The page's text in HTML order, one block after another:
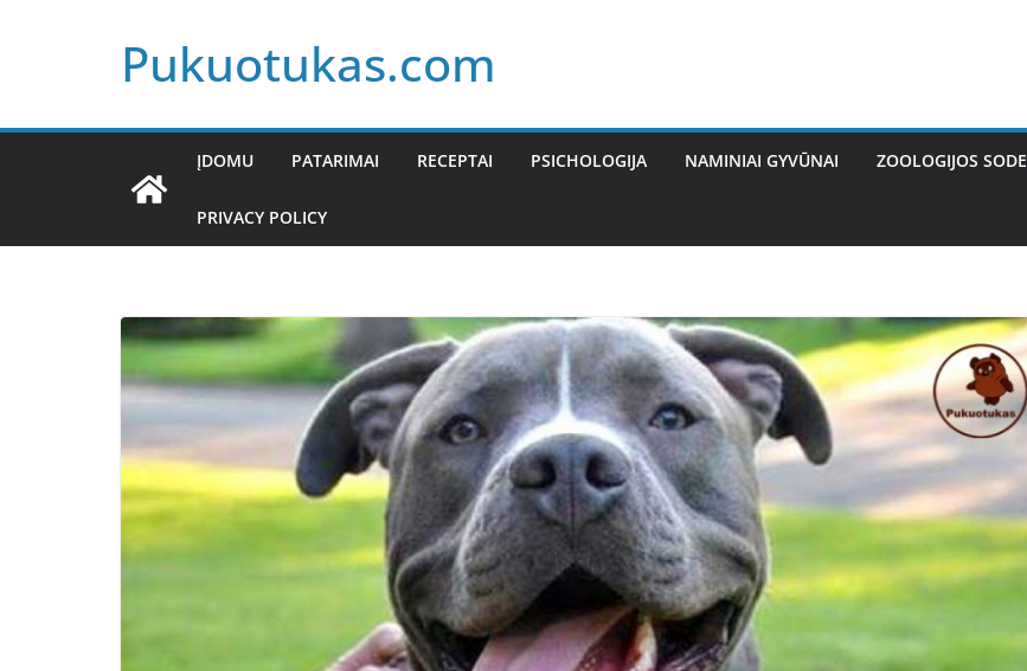
Pukuotukas.com
ĮDOMU PATARIMAI RECEPTAI PSICHOLOGIJA NAMINIAI GYVŪNAI ZOOLOGIJOS SODE
PRIVACY POLICY